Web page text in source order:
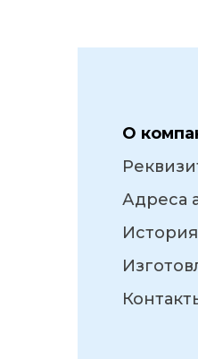
О
Адреса
История